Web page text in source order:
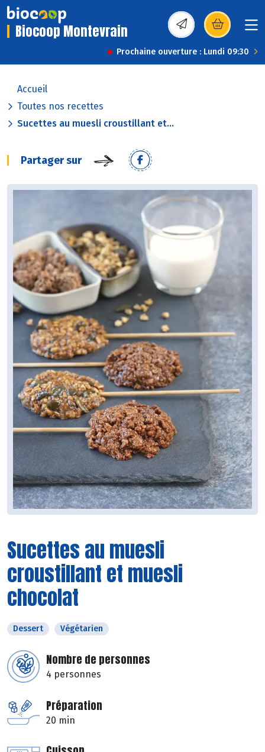
Biocoop Montevrain (s’ouvre dans une
Prochaine ouverture : Lundi 09:30
Accueil
Toutes nos recettes
Sucettes au muesli croustillant et...
Partager sur
Sucettes au muesli
croustillant et muesli
chocolat
Dessert Végétarien
Nombre de personnes
4 personnes
Préparation
20 min